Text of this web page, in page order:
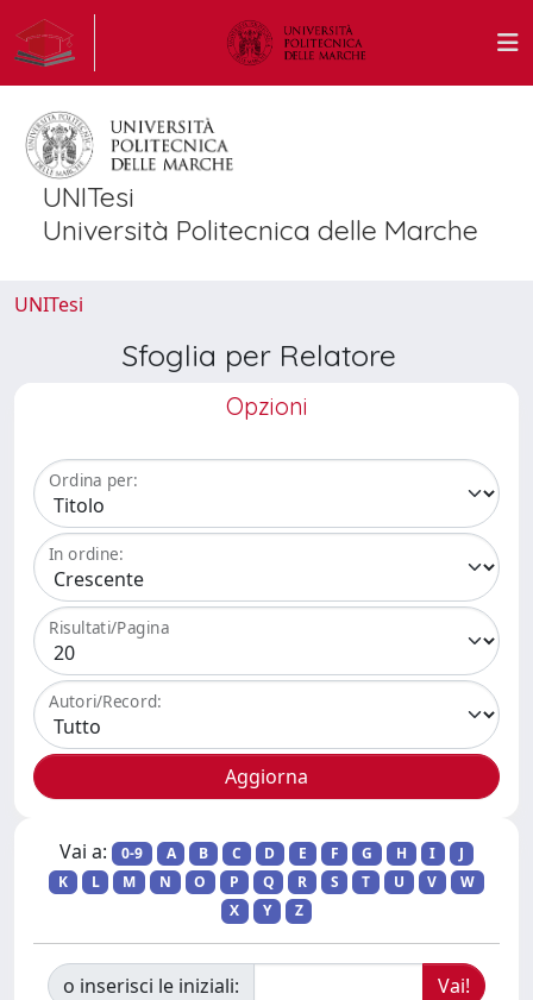
UNITesi
Università Politecnica delle Marche
UNITesi
Sfoglia per Relatore
Opzioni
Ordina per:
In ordine:
Risultati/Pagina
Autori/Record:
Vai a: 0-9 A B C D E F G H I
J
K
L M N O P Q R S T U V
W
X
Y Z
o inserisci le iniziali: